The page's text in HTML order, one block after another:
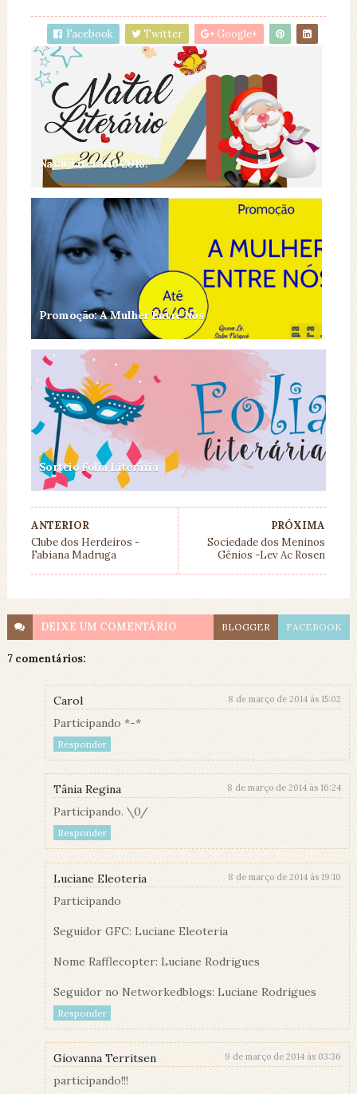
Facebook Twitter Google+
Natal Literário 2018!
Promoção: A Mulher Entre Nós
Sorteio Folia Literária
PRÓXIMA
Sociedade dos Meninos
Gênios -Lev Ac Rosen
ANTERIOR
Clube dos Herdeiros -
Fabiana Madruga
DEIXE UM COMENTÁRIO BLOGGER FACEBOOK
7 comentários:
Carol 8 de março de 2014 às 15:02
Participando *-*
Responder
Tânia Regina 8 de março de 2014 às 16:24
Participando. \0/
Responder
Luciane Eleoteria 8 de março de 2014 às 19:10
Participando
Seguidor GFC: Luciane Eleoteria
Nome Rafflecopter: Luciane Rodrigues
Seguidor no Networkedblogs: Luciane Rodrigues
Responder
Giovanna Territsen 9 de março de 2014 às 03:36
participando!!!